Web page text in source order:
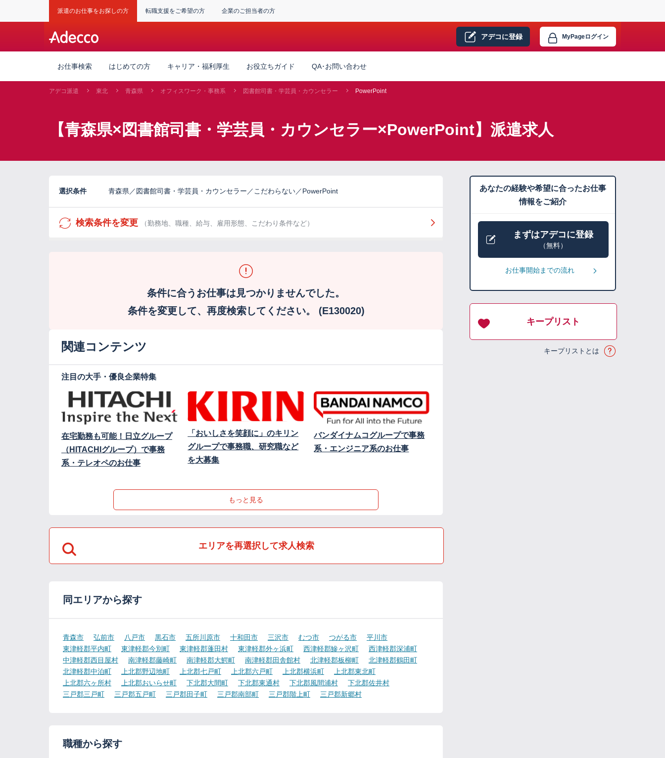
派遣のお仕事をお探しの方 転職支援をご希望の方 企業のご担当者の方
アデコに登録 MyPageログイン
お仕事検索 はじめての方 キャリア・福利厚生 お役立ちガイド QA･お問い合わせ
アデコ派遣 東北 青森県 オフィスワーク・事務系 図書館司書・学芸員・カウンセラー PowerPoint
【青森県×図書館司書・学芸員・カウンセラー×PowerPoint】派遣求人
選択条件 青森県／図書館司書・学芸員・カウンセラー／こだわらない／PowerPoint
検索条件を変更 （勤務地、職種、給与、雇用形態、こだわり条件など）
条件に合うお仕事は見つかりませんでした。
条件を変更して、再度検索してください。 (E130020)
関連コンテンツ
注目の大手・優良企業特集
在宅勤務も可能！日立グループ
（HITACHIグループ）で事務
系・テレオペのお仕事
「おいしさを笑顔に」のキリン
グループで事務職、研究職など
を大募集
バンダイナムコグループで事務
系・エンジニア系のお仕事
もっと見る
エリアを再選択して求人検索
同エリアから探す
青森市 弘前市 八戸市 黒石市 五所川原市 十和田市 三沢市 むつ市 つがる市
平川市
東津軽郡平内町
東津軽郡今別町 東津軽郡蓬田村 東津軽郡外ヶ浜町 西津軽郡鰺ヶ沢町
西津軽郡深浦町
中津軽郡西目屋村
南津軽郡藤崎町 南津軽郡大鰐町 南津軽郡田舎館村 北津軽郡板柳町
北津軽郡鶴田町
北津軽郡中泊町
上北郡野辺地町 上北郡七戸町 上北郡六戸町 上北郡横浜町
上北郡東北町
上北郡六ヶ所村
上北郡おいらせ町 下北郡大間町 下北郡東通村 下北郡風間浦村
下北郡佐井村
三戸郡三戸町
三戸郡五戸町 三戸郡田子町 三戸郡南部町 三戸郡階上町 三戸郡新郷村
職種から探す
あなたの経験や希望に合ったお仕事
情報をご紹介
まずはアデコに登録
（無料）
お仕事開始までの流れ
キープリスト
キープリストとは